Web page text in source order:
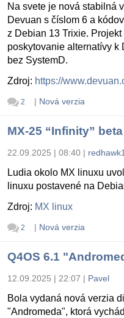
Na svete je nová stabilná
Devuan s číslom 6 a
z Debian 13 Trixie.
poskytovanie alternatívy
bez SystemD.
Zdroj: https://
2 | Nová verzia
MX-25 “Infinity”
22.09.2025 | 08:40 |
Ludia okolo MX linuxu
linuxu postavené na
Zdroj: MX linux
2 | Nová verzia
Q4OS 6.1
12.09.2025 | 22:07 | Pavel
Bola vydaná nová verzia
"Andromeda", ktorá